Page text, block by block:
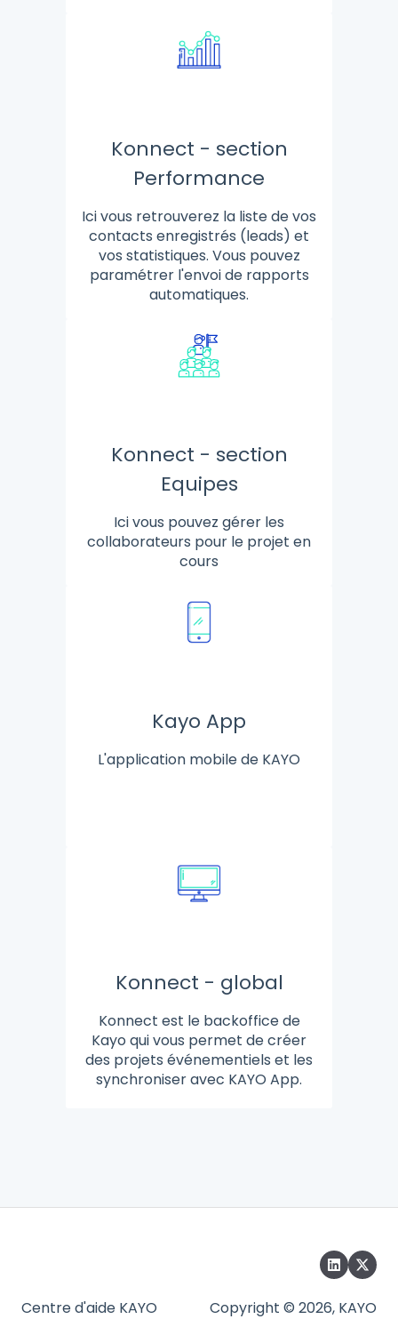
Konnect - section
Performance
Ici vous retrouverez la liste de vos
contacts enregistrés (leads) et
vos statistiques. Vous pouvez
paramétrer l'envoi de rapports
automatiques.
Konnect - section
Equipes
Ici vous pouvez gérer les
collaborateurs pour le projet en
cours
Kayo App
L'application mobile de KAYO
Konnect - global
Konnect est le backoffice de
Kayo qui vous permet de créer
des projets événementiels et les
synchroniser avec KAYO App.
Centre d'aide KAYO Copyright © 2026, KAYO